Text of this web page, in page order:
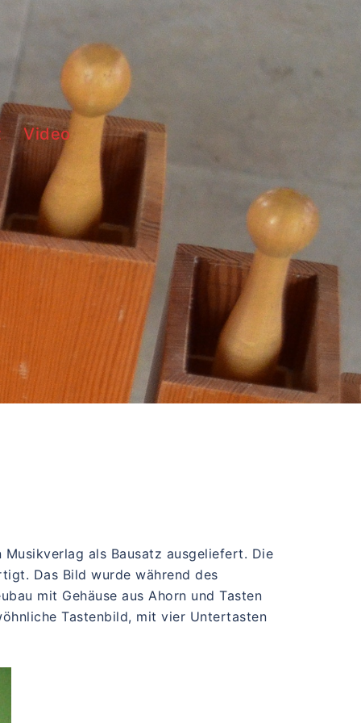
Video
als Bausatz ausgeliefert. Die
Das Bild wurde während des
mit Gehäuse aus Ahorn und Tasten
Tastenbild, mit vier Untertasten